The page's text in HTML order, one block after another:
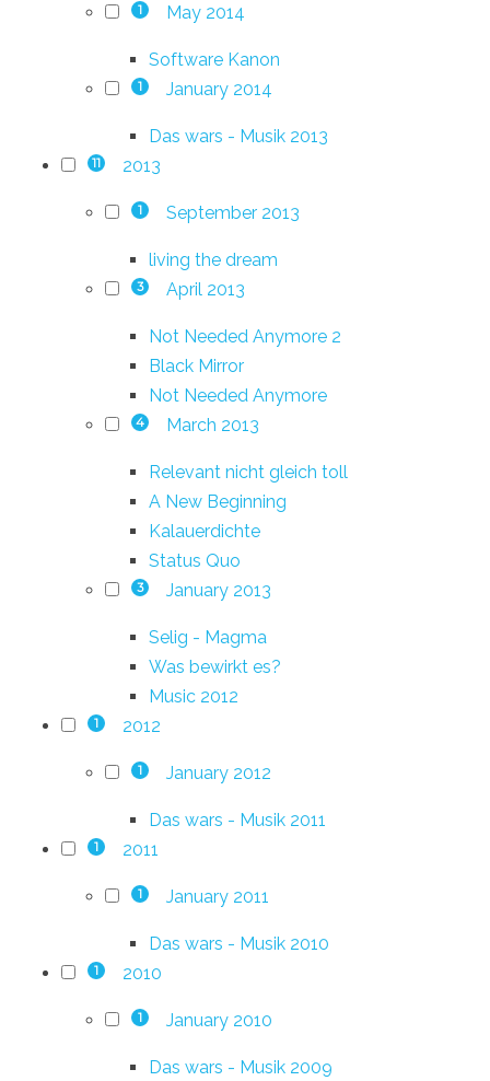
1 May 2014
Software Kanon
1 January 2014
Das wars - Musik 2013
11 2013
1 September 2013
living the dream
3 April 2013
Not Needed Anymore 2
Black Mirror
Not Needed Anymore
4 March 2013
Relevant nicht gleich toll
A New Beginning
Kalauerdichte
Status Quo
3 January 2013
Selig - Magma
Was bewirkt es?
Music 2012
1 2012
1 January 2012
Das wars - Musik 2011
1 2011
1 January 2011
Das wars - Musik 2010
1 2010
1 January 2010
Das wars - Musik 2009